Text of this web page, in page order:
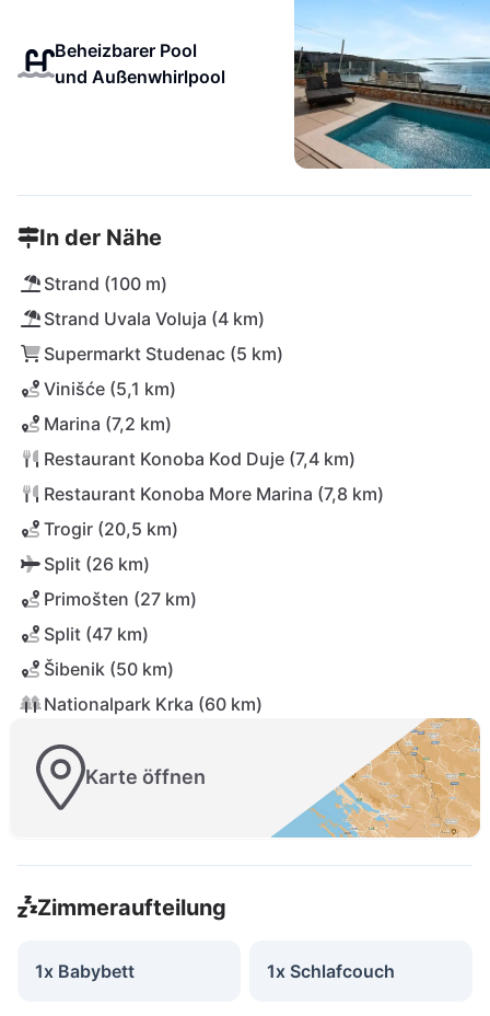
Beheizbarer Pool
und Außenwhirlpool
In der Nähe
Strand (100 m)
Strand Uvala Voluja (4 km)
Supermarkt Studenac (5 km)
Vinišće (5,1 km)
Marina (7,2 km)
Restaurant Konoba Kod Duje (7,4 km)
Restaurant Konoba More Marina (7,8 km)
Trogir (20,5 km)
Split (26 km)
Primošten (27 km)
Split (47 km)
Šibenik (50 km)
Nationalpark Krka (60 km)
Karte öffnen
Zimmeraufteilung
1x Babybett 1x Schlafcouch